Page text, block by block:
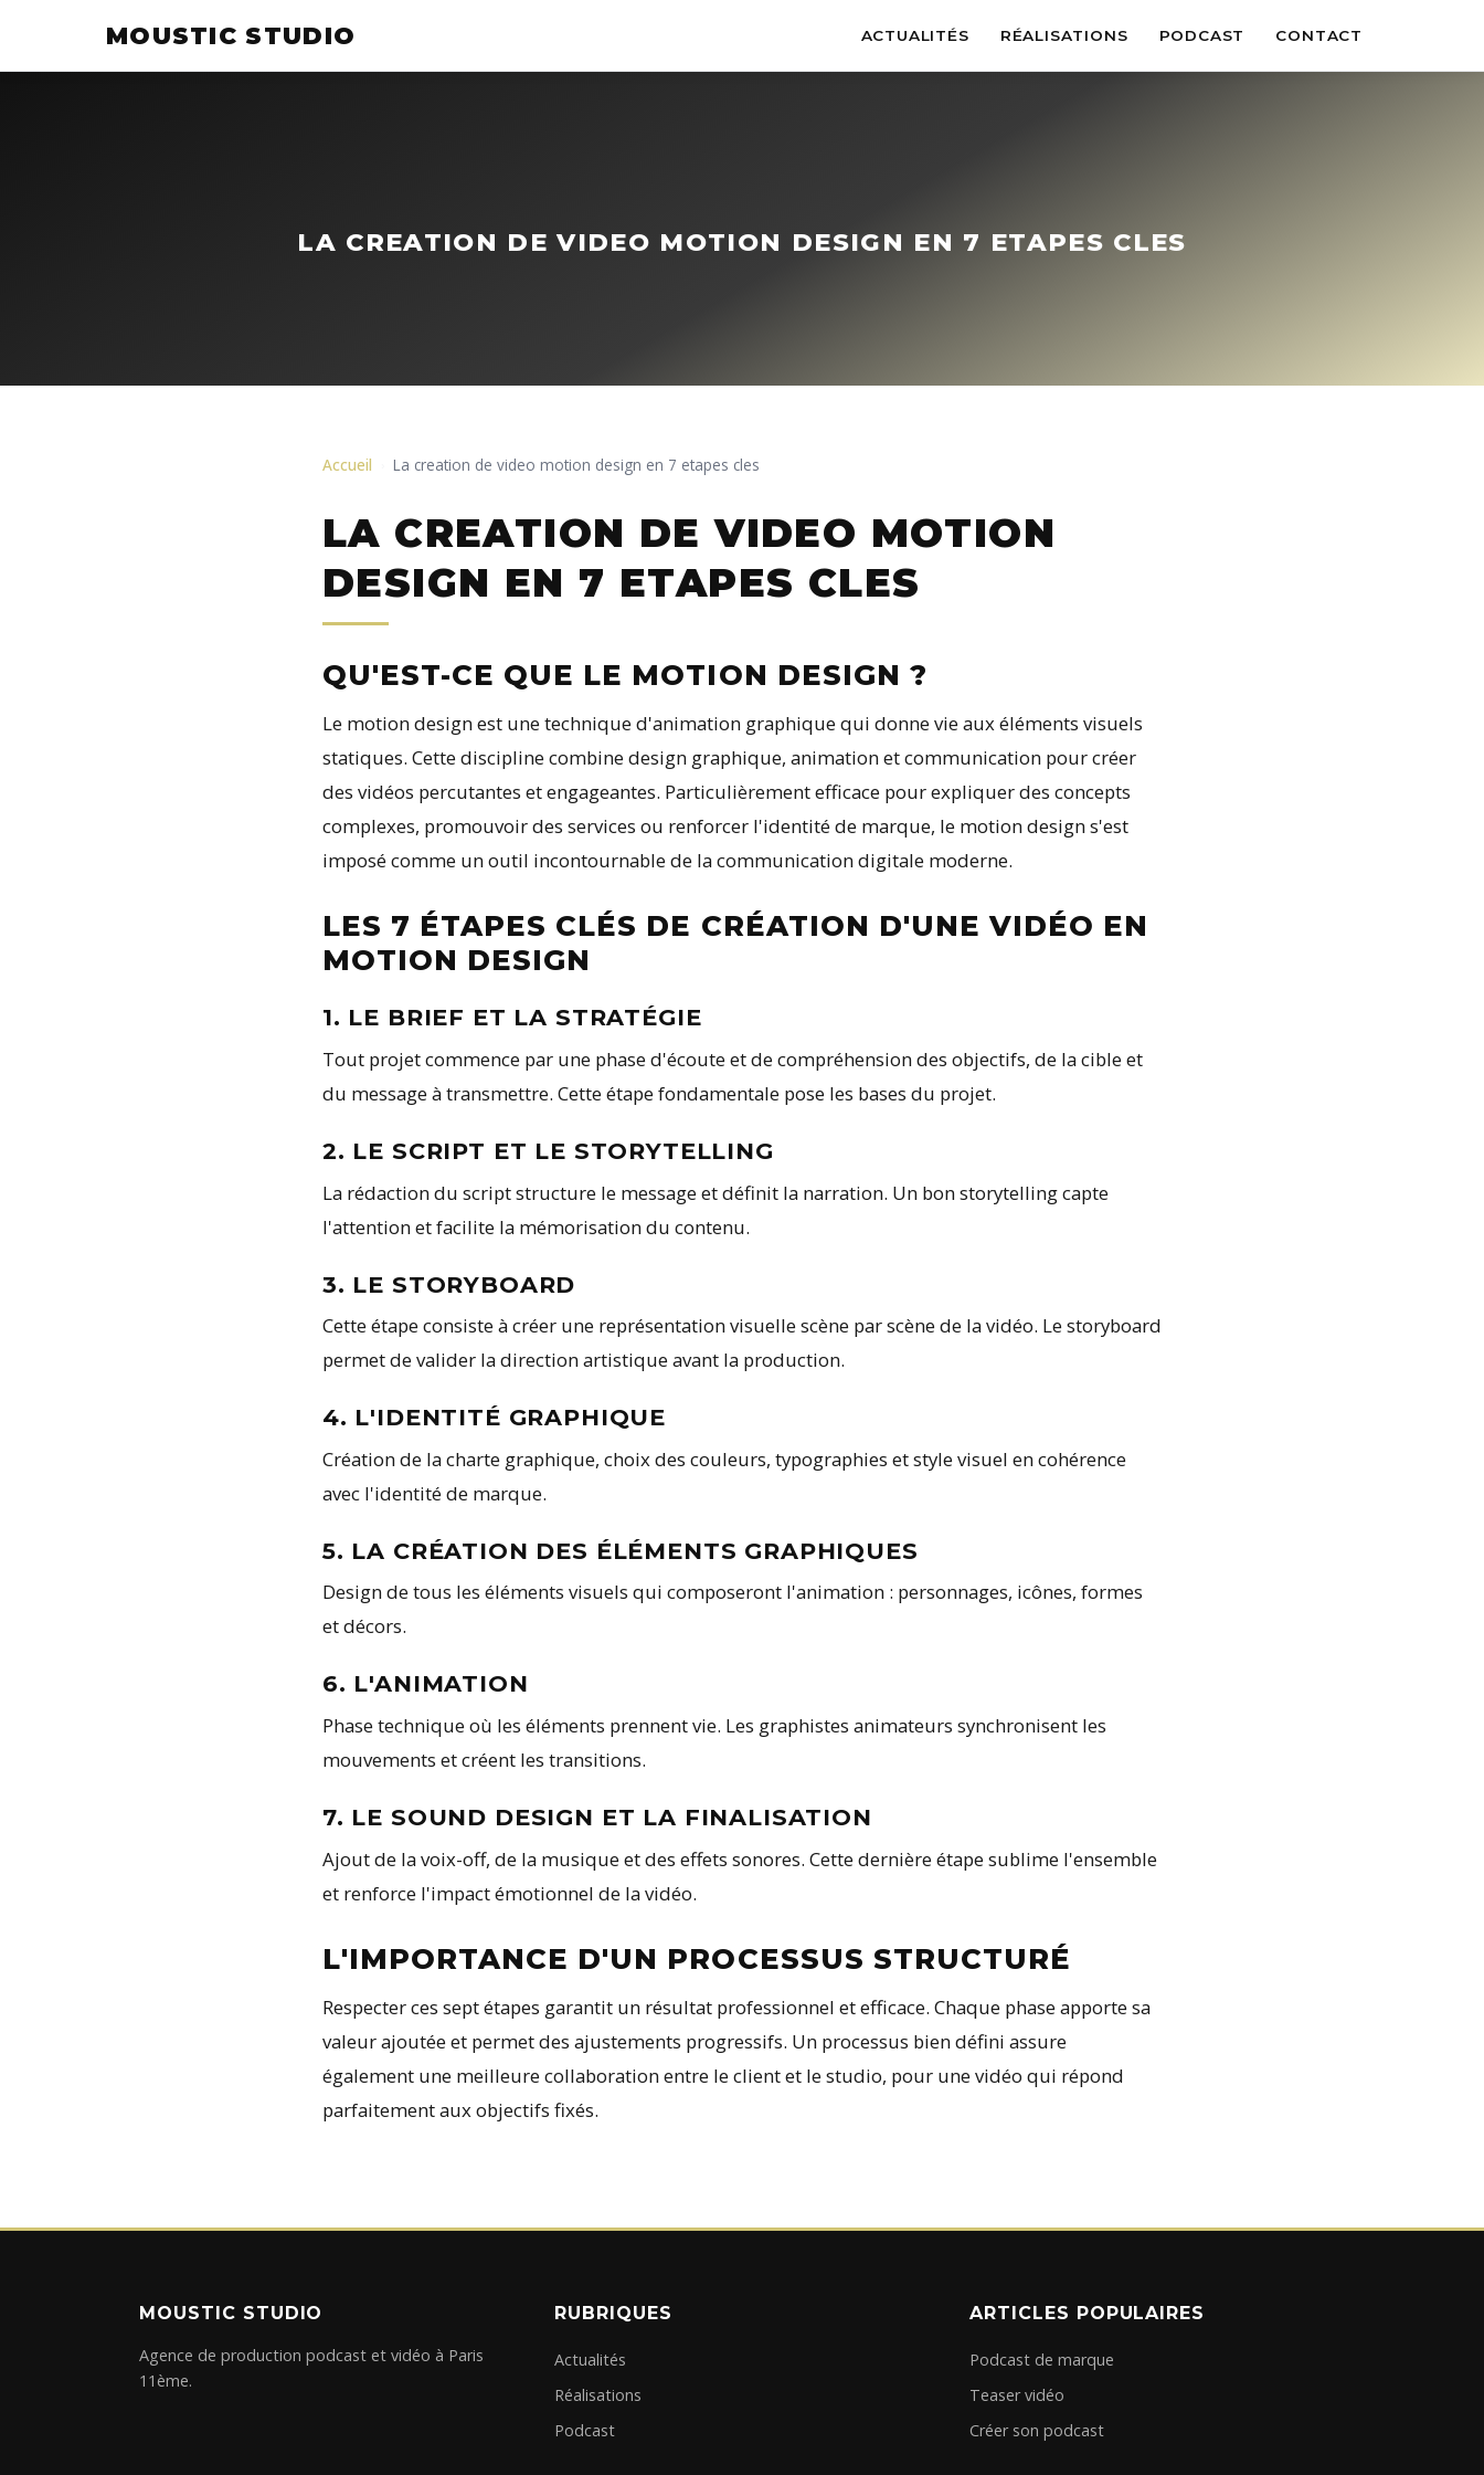
MOUSTIC STUDIO ACTUALITÉS RÉALISATIONS PODCAST CONTACT
LA CREATION DE VIDEO MOTION DESIGN EN 7 ETAPES CLES
Accueil La creation de video motion design en 7 etapes cles
LA CREATION DE VIDEO MOTION
DESIGN EN 7 ETAPES CLES
QU'EST-CE QUE LE MOTION DESIGN ?
Le motion design est une technique d'animation graphique qui donne vie aux éléments visuels
statiques. Cette discipline combine design graphique, animation et communication pour créer
des vidéos percutantes et engageantes. Particulièrement efficace pour expliquer des concepts
complexes, promouvoir des services ou renforcer l'identité de marque, le motion design s'est
imposé comme un outil incontournable de la communication digitale moderne.
LES 7 ÉTAPES CLÉS DE CRÉATION D'UNE VIDÉO EN
MOTION DESIGN
1. LE BRIEF ET LA STRATÉGIE
Tout projet commence par une phase d'écoute et de compréhension des objectifs, de la cible et
du message à transmettre. Cette étape fondamentale pose les bases du projet.
2. LE SCRIPT ET LE STORYTELLING
La rédaction du script structure le message et définit la narration. Un bon storytelling capte
l'attention et facilite la mémorisation du contenu.
3. LE STORYBOARD
Cette étape consiste à créer une représentation visuelle scène par scène de la vidéo. Le storyboard
permet de valider la direction artistique avant la production.
4. L'IDENTITÉ GRAPHIQUE
Création de la charte graphique, choix des couleurs, typographies et style visuel en cohérence
avec l'identité de marque.
5. LA CRÉATION DES ÉLÉMENTS GRAPHIQUES
Design de tous les éléments visuels qui composeront l'animation : personnages, icônes, formes
et décors.
6. L'ANIMATION
Phase technique où les éléments prennent vie. Les graphistes animateurs synchronisent les
mouvements et créent les transitions.
7. LE SOUND DESIGN ET LA FINALISATION
Ajout de la voix-off, de la musique et des effets sonores. Cette dernière étape sublime l'ensemble
et renforce l'impact émotionnel de la vidéo.
L'IMPORTANCE D'UN PROCESSUS STRUCTURÉ
Respecter ces sept étapes garantit un résultat professionnel et efficace. Chaque phase apporte sa
valeur ajoutée et permet des ajustements progressifs. Un processus bien défini assure
également une meilleure collaboration entre le client et le studio, pour une vidéo qui répond
parfaitement aux objectifs fixés.
MOUSTIC STUDIO
Agence de production podcast et vidéo à Paris
11ème.
RUBRIQUES
Actualités
Réalisations
Podcast
ARTICLES POPULAIRES
Podcast de marque
Teaser vidéo
Créer son podcast